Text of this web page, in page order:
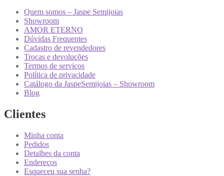
Quem somos – Jaspe Semijoias
Showroom
AMOR ETERNO
Dúvidas Frequentes
Cadastro de revendedores
Trocas e devoluções
Termos de serviços
Política de privacidade
Catálogo da JaspeSemijoias – Showroom
Blog
Clientes
Minha conta
Pedidos
Detalhes da conta
Endereços
Esqueceu sua senha?